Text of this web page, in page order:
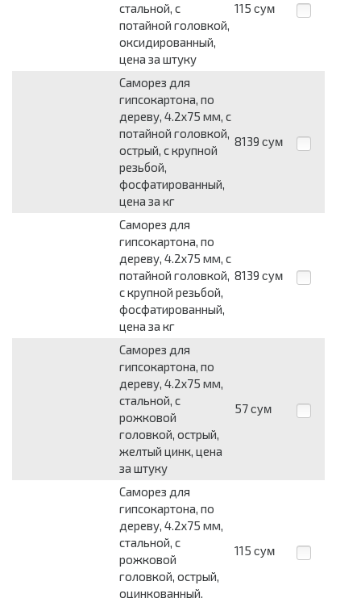
стальной, с
потайной головкой,
оксидированный,
цена за штуку
115 сум
Саморез для
гипсокартона, по
дереву, 4.2х75 мм, с
потайной головкой,
острый, с крупной
резьбой,
фосфатированный,
цена за кг
8139 сум
Саморез для
гипсокартона, по
дереву, 4.2х75 мм, с
потайной головкой,
с крупной резьбой,
фосфатированный,
цена за кг
8139 сум
Саморез для
гипсокартона, по
дереву, 4.2х75 мм,
стальной, с
рожковой
головкой, острый,
желтый цинк, цена
за штуку
57 сум
Саморез для
гипсокартона, по
дереву, 4.2х75 мм,
стальной, с
рожковой
головкой, острый,
оцинкованный,
115 сум